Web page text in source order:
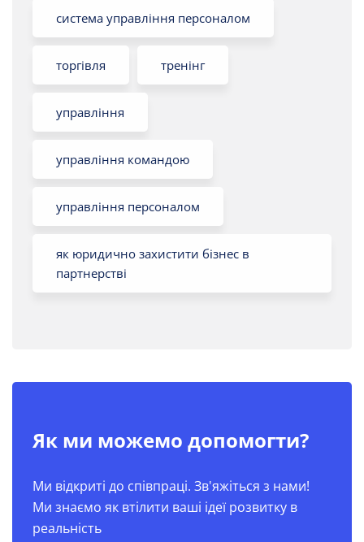
система управління персоналом
торгівля тренінг
управління
управління командою
управління персоналом
як юридично захистити бізнес в
партнерстві
Як ми можемо допомогти?
Ми відкриті до співпраці. Зв'яжіться з нами!
Ми знаємо як втілити ваші ідеї розвитку в
реальність